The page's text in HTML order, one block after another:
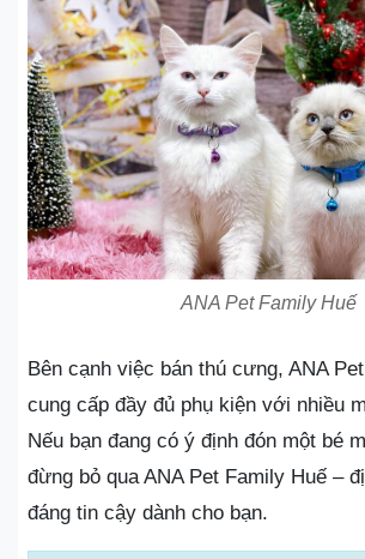
ANA Pet Family Huế
Bên cạnh việc bán thú cưng, ANA
cung cấp đầy đủ phụ kiện với nhiều
Nếu bạn đang có ý định đón một bé
đừng bỏ qua ANA Pet Family Huế –
đáng tin cậy dành cho bạn.